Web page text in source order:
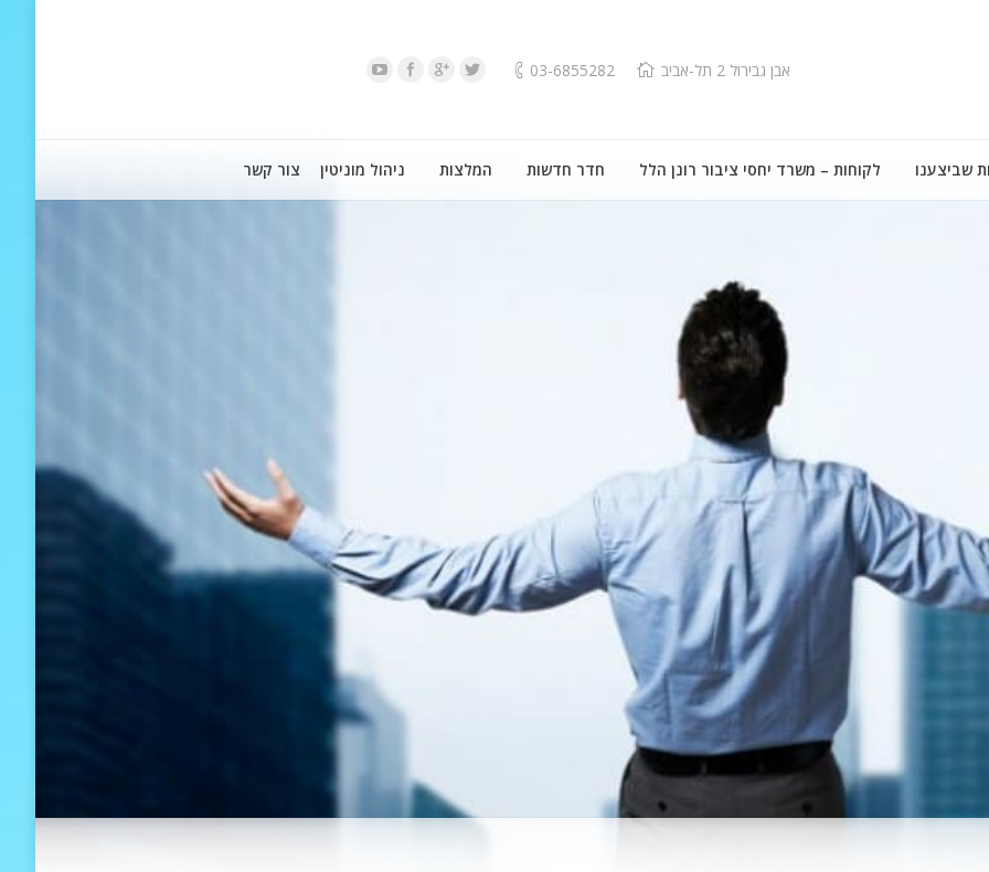
אבן גבירול 2 תל-אביב 03-6855282
שביצענו לקוחות – משרד יחסי ציבור רונן הלל חדר חדשות המלצות ניהול מוניטין צור קשר